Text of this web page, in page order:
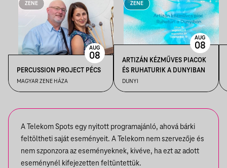
ZENE
PERCUSSION PROJECT PÉCS
MAGYAR ZENE HÁZA
AUG
08
ZENE
ARTIZÁN KÉZMŰVES PIACOK
ÉS RUHATURIK A DUNYIBAN
DUNYI
AUG
08
A Telekom Spots egy nyitott programajánló, ahová bárki
feltöltheti saját eseményeit. A Telekom nem szervezője és
nem szponzora az eseményeknek, kivéve, ha ezt az adott
eseménynél kifejezetten feltüntettük.